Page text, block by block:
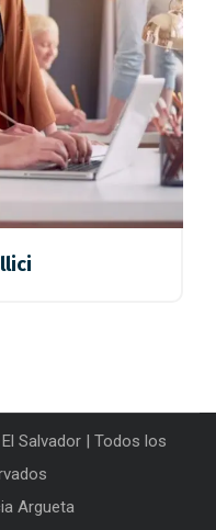
El Salvador | Todos los
Argueta